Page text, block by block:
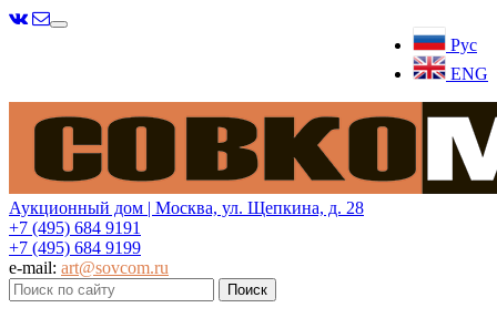
Рус
ENG
Меню
Аукционный дом | Москва, ул. Щепкина, д. 28
+7 (495) 684 9191
+7 (495) 684 9199
e-mail: art@sovcom.ru